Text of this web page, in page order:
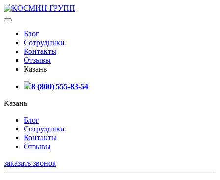
Блог
Сотрудники
Контакты
Отзывы
Казань
8 (800) 555-83-54
Казань
Блог
Сотрудники
Контакты
Отзывы
заказать звонок